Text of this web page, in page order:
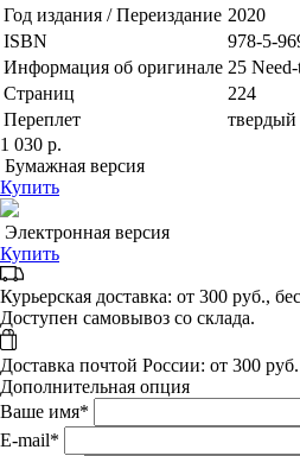
Год издания / Переиздание 2020
ISBN
978-5-
Информация об оригинале 25
Страниц
224
Переплет
твердый
1 030 р.
Бумажная версия
Купить
Электронная версия
Купить
Курьерская доставка: от 300 руб.,
Доступен самовывоз со склада.
Доставка почтой России: от 300 руб.
Дополнительная опция
Ваше имя*
E-mail*